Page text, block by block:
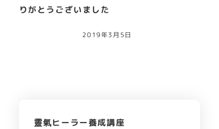
りがとうございました
2019年3月5日
靈氣ヒーラー養成講座